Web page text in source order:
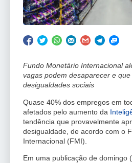
Fundo Monetário Internacional
vagas podem desaparecer e
desigualdades sociais
Quase 40% dos empregos em
afetados pelo aumento da
tendência que provavelmente
desigualdade, de acordo com o
Internacional (FMI).
Em uma publicação de domingo